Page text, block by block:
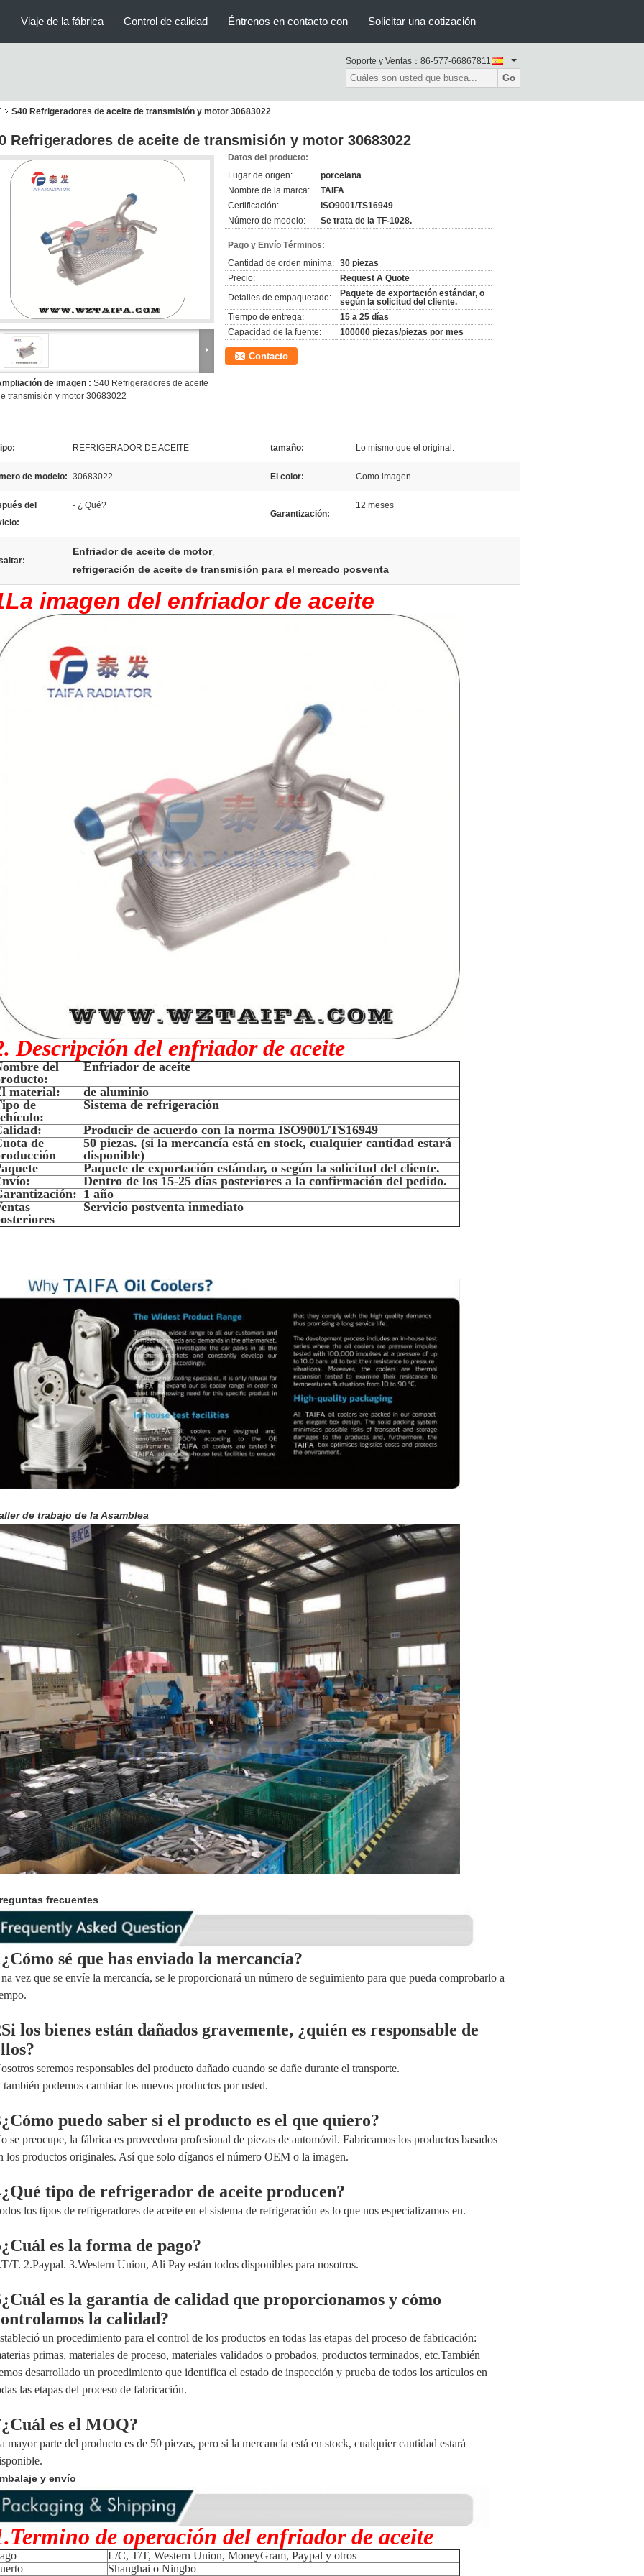
Viaje de la fábrica Control de calidad Éntrenos en contacto con Solicitar una cotización
Soporte y Ventas： 86-577-66867811
Go
S40 Refrigeradores de aceite de transmisión y motor 30683022
Refrigeradores de aceite de transmisión y motor 30683022
de imagen : S40 Refrigeradores de aceite
transmisión y motor 30683022
Datos del producto:
Lugar de origen:
porcelana
Nombre de la marca:
TAIFA
Certificación:
ISO9001/TS16949
Número de modelo:
Se trata de la TF-1028.
Pago y Envío Términos:
Cantidad de orden mínima: 30 piezas
Precio:
Request A Quote
Detalles de empaquetado:
Paquete de exportación estándar, o
según la solicitud del cliente.
Tiempo de entrega:
15 a 25 días
Capacidad de la fuente:
100000 piezas/piezas por mes
Contacto
REFRIGERADOR DE ACEITE tamaño: Lo mismo que el original.
de modelo: 30683022 El color: Como imagen
del
- ¿ Qué?
Garantización:
12 meses
Enfriador de aceite de motor,
refrigeración de aceite de transmisión para el mercado posventa
imagen del enfriador de aceite
Descripción del enfriador de aceite
del
Enfriador de aceite
material:
de aluminio
de
Sistema de refrigeración
Producir de acuerdo con la norma ISO9001/TS16949
de
50 piezas. (si la mercancía está en stock, cualquier cantidad estará
disponible)
Paquete de exportación estándar, o según la solicitud del cliente.
Dentro de los 15-25 días posteriores a la confirmación del pedido.
1 año
Servicio postventa inmediato
de trabajo de la Asamblea
frecuentes
sé que has enviado la mercancía?
vez que se envíe la mercancía, se le proporcionará un número de seguimiento para que pueda comprobarlo a
los bienes están dañados gravemente, ¿quién es responsable de
seremos responsables del producto dañado cuando se dañe durante el transporte.
también podemos cambiar los nuevos productos por usted.
puedo saber si el producto es el que quiero?
se preocupe, la fábrica es proveedora profesional de piezas de automóvil. Fabricamos los productos basados
los productos originales. Así que solo díganos el número OEM o la imagen.
tipo de refrigerador de aceite producen?
los tipos de refrigeradores de aceite en el sistema de refrigeración es lo que nos especializamos en.
es la forma de pago?
T. 2.Paypal. 3.Western Union, Ali Pay están todos disponibles para nosotros.
es la garantía de calidad que proporcionamos y cómo
la calidad?
un procedimiento para el control de los productos en todas las etapas del proceso de fabricación:
primas, materiales de proceso, materiales validados o probados, productos terminados, etc.También
desarrollado un procedimiento que identifica el estado de inspección y prueba de todos los artículos en
las etapas del proceso de fabricación.
es el MOQ?
mayor parte del producto es de 50 piezas, pero si la mercancía está en stock, cualquier cantidad estará
y envío
de operación del enfriador de aceite
L/C, T/T, Western Union, MoneyGram, Paypal y otros
Shanghai o Ningbo